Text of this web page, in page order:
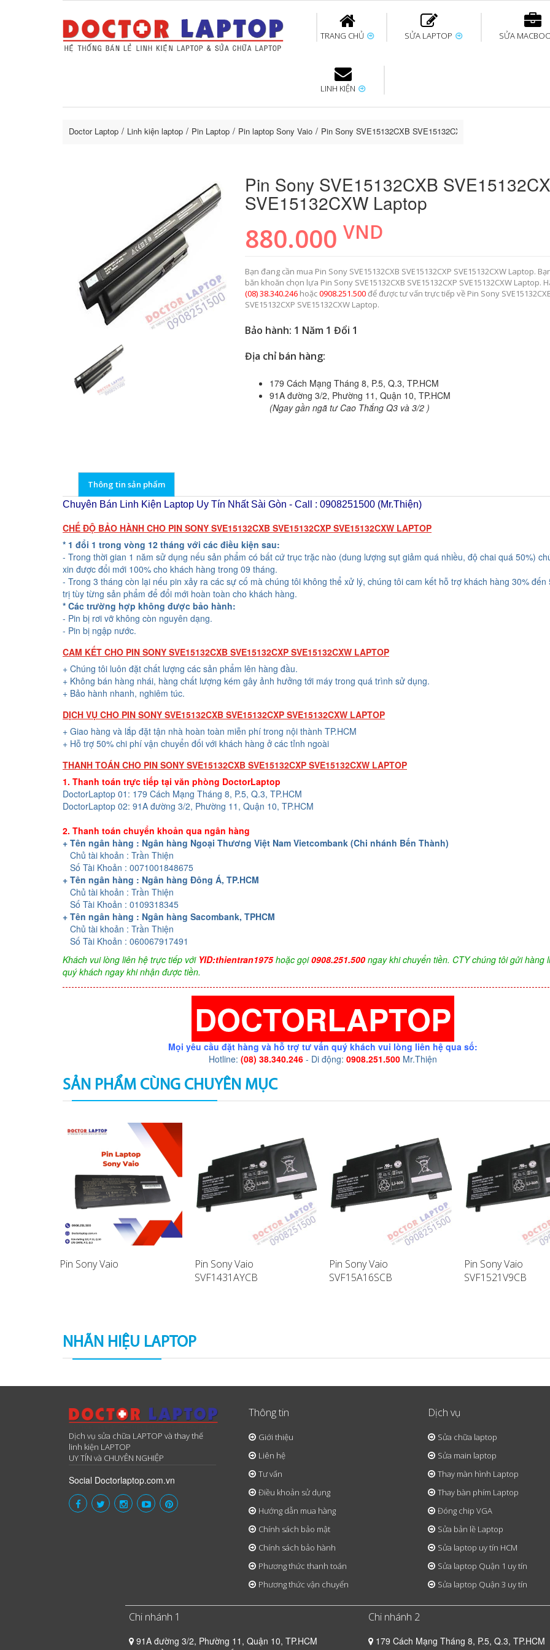
TRANG CHỦ SỬA LAPTOP
Sửa Laptop uy tín Thay bàn phím Thay màn hình Thay Pin
SỬA
Sửa Macbook uy tín Thay pin Macbook Thay màn hình
Thay pin Surface Sửa Surface không
LINH KIỆN
Doctor Laptop Linh kiện laptop Pin Laptop Pin laptop Sony Vaio Pin Sony SVE15132CXB SVE15132CXP SVE15132CXW Laptop
Pin Sony SVE15132CXB
SVE15132CXW Laptop
880.000 VND
Bạn đang cần mua Pin Sony SVE15132CXB SVE15132CXP SVE15132CXW Laptop.
băn khoăn chọn lựa Pin Sony SVE15132CXB SVE15132CXP SVE15132CXW Laptop.
(08) 38.340.246 hoặc0908.251.500để được tư vấn trực tiếp về Pin Sony
SVE15132CXP SVE15132CXW Laptop.
Bảo hành: 1 Năm 1 Đổi 1
Địa chỉ bán hàng:
179 Cách Mạng Tháng 8, P.5, Q.3, TP.HCM
91A đường 3/2, Phường 11, Quận 10, TP.HCM
(Ngay gần ngã tư Cao Thắng Q3 và 3/2 )
Thông tin sản phẩm
Chuyên Bán Linh Kiện Laptop Uy Tín Nhất Sài Gòn - Call : 0908251500 (Mr.Thiện)
CHẾ ĐỘ BẢO HÀNH CHO PIN SONY SVE15132CXB SVE15132CXP SVE15132CXW LAPTOP
* 1 đổi 1 trong vòng 12 tháng với các điều kiện sau:
- Trong thời gian 1 năm sử dụng nếu sản phẩm có bất cứ trục trặc nào (dung lượng sụt giảm quá nhiều, độ chai quá 50%)
xin được đổi mới 100% cho khách hàng trong 09 tháng.
- Trong 3 tháng còn lại nếu pin xảy ra các sự cố mà chúng tôi không thể xử lý, chúng tôi cam kết hỗ trợ khách hàng 30% đến
trị tùy từng sản phẩm để đổi mới hoàn toàn cho khách hàng.
* Các trường hợp không được bảo hành:
- Pin bị rơi vỡ không còn nguyên dạng.
- Pin bị ngập nước.
CAM KẾT CHO PIN SONY SVE15132CXB SVE15132CXP SVE15132CXW LAPTOP
+ Chúng tôi luôn đặt chất lượng các sản phẩm lên hàng đầu.
+ Không bán hàng nhái, hàng chất lượng kém gây ảnh hưởng tới máy trong quá trình sử dụng.
+ Bảo hành nhanh, nghiêm túc.
DỊCH VỤ CHO PIN SONY SVE15132CXB SVE15132CXP SVE15132CXW LAPTOP
+ Giao hàng và lắp đặt tận nhà hoàn toàn miễn phí trong nội thành TP.HCM
+ Hỗ trợ 50% chi phí vận chuyển đối với khách hàng ở các tỉnh ngoài
THANH TOÁN CHO PIN SONY SVE15132CXB SVE15132CXP SVE15132CXW LAPTOP
1. Thanh toán trực tiếp tại văn phòng DoctorLaptop
DoctorLaptop 01: 179 Cách Mạng Tháng 8, P.5, Q.3, TP.HCM
DoctorLaptop 02: 91A đường 3/2, Phường 11, Quận 10, TP.HCM
2. Thanh toán chuyển khoản qua ngân hàng
+ Tên ngân hàng : Ngân hàng Ngoại Thương Việt Nam Vietcombank (Chi nhánh Bến Thành)
Chủ tài khoản : Trần Thiện
Số Tài Khoản : 0071001848675
+ Tên ngân hàng : Ngân hàng Đông Á, TP.HCM
Chủ tài khoản : Trần Thiện
Số Tài Khoản : 0109318345
+ Tên ngân hàng : Ngân hàng Sacombank, TPHCM
Chủ tài khoản : Trần Thiện
Số Tài Khoản : 060067917491
Khách vui lòng liên hệ trực tiếp với YID:thientran1975hoặc gọi0908.251.500 ngay khi chuyển tiền. CTY chúng tôi gửi hàng
quý khách ngay khi nhận được tiền.
DOCTORLAPTOP
Mọi yêu cầu đặt hàng và hỗ trợ tư vấn quý khách vui lòng liên hệ qua số:
Hotline: (08) 38.340.246- Di động: 0908.251.500Mr.Thiện
SẢN PHẨM CÙNG CHUYÊN MỤC
Pin Sony Vaio
Pin Sony Vaio
SVF1431AYCB
Pin Sony Vaio
SVF15A16SCB
Pin Sony Vaio
SVF1521V9CB
NHÃN HIỆU LAPTOP
Dịch vụ sửa chữa LAPTOP và thay thế
linh kiện LAPTOP
UY TÍN và CHUYÊN NGHIỆP
Social Doctorlaptop.com.vn
Thông tin
Giới thiệu
Liên hệ
Tư vấn
Điều khoản sử dụng
Hướng dẫn mua hàng
Chính sách bảo mật
Chính sách bảo hành
Phương thức thanh toán
Phương thức vận chuyển
Dịch vụ
Sửa chữa laptop
Sửa main laptop
Thay màn hình Laptop
Thay bàn phím Laptop
Đóng chip VGA
Sửa bản lề Laptop
Sửa laptop uy tín HCM
Sửa laptop Quận 1 uy tín
Sửa laptop Quận 3 uy tín
Chi nhánh 1
91A đường 3/2, Phường 11, Quận 10, TP.HCM
Chi nhánh 2
179 Cách Mạng Tháng 8, P.5, Q.3, TP.HCM